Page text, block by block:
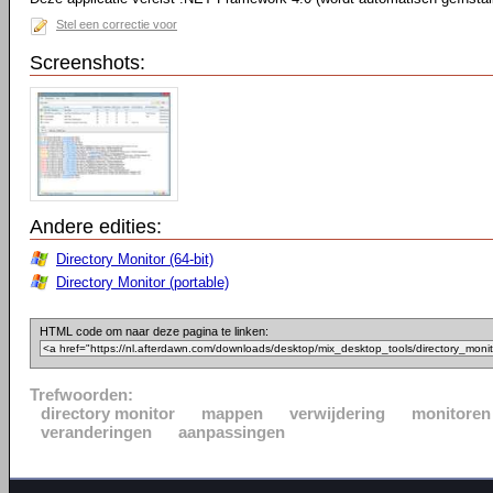
Stel een correctie voor
Screenshots:
Andere edities:
Directory Monitor (64-bit)
Directory Monitor (portable)
HTML code om naar deze pagina te linken:
Trefwoorden:
directory monitor
mappen verwijdering monitoren
veranderingen
aanpassingen